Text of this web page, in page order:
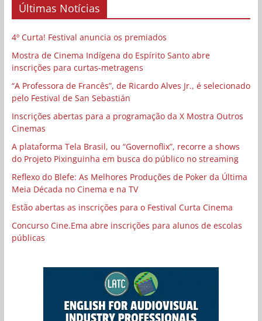
Últimas Notícias
4º Curta! Festival anuncia os premiados
Mostra de Cinema Indígena do Espírito Santo abre
inscrições para curtas-metragens
“A Professora de Francês”, de Ricardo Alves Jr., é selecionado
pelo Festival de San Sebastián
Inscrições abertas para a programação da X Mostra Outros
Cinemas
A plataforma Tela Brasil, ou “Governoflix”, recorre a shows
do Projeto Pixinguinha em busca do público no streaming
Reflexo do Blefe: As Melhores Produções de Poker da Última
Meia Década no Cinema e na TV
Estão abertas as inscrições para o Festival Curta Cinema
Concurso Cine.Ema abre inscrições para alunos de escolas
públicas